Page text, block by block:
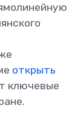
открыть
ключевые